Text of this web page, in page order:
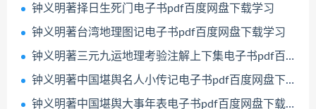
钟义明著择日生死门电子书pdf百度网盘下载学习
钟义明著台湾地理图记电子书pdf百度网盘下载学习
钟义明著三元九运地理考验注解上下集电子书pdf百度网盘下载学习
钟义明著中国堪舆名人小传记电子书pdf百度网盘下载学习
钟义明著中国堪舆大事年表电子书pdf百度网盘下载学习